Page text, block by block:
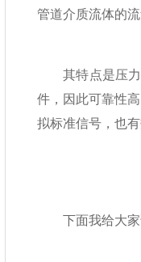
管道介质流体的
其特点是压力
件，因此可靠性
拟标准信号，也
下面我给大家